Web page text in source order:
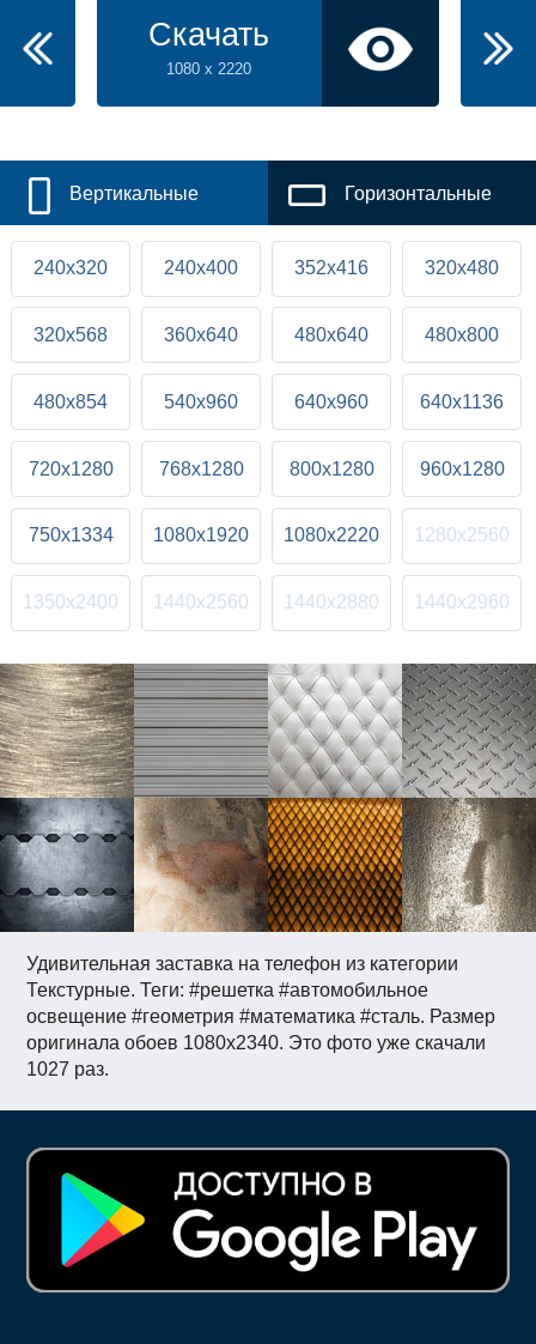
Удивительная заставка на телефон из категории
Текстурные. Теги: #решетка #автомобильное
освещение #геометрия #математика #сталь. Размер
оригинала обоев 1080x2340. Это фото уже скачали
1027 раз.
Скачать
1080 x 2220
Вертикальные Горизонтальные
240x320 240x400 352x416 320x480
320x568 360x640 480x640 480x800
480x854 540x960 640x960 640x1136
720x1280 768x1280 800x1280 960x1280
750x1334 1080x1920 1080x2220 1280x2560
1350x2400 1440x2560 1440x2880 1440x2960